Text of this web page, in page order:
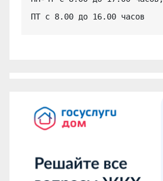
ПТ с 8.00 до 16.00 часов